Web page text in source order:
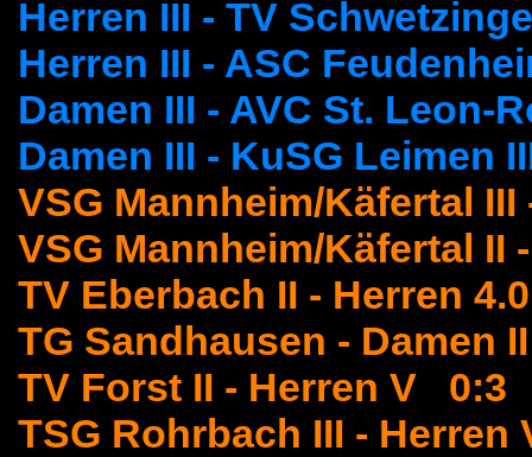
Herren III - TV
Herren III - ASC
Damen III - AVC St. Leon-
Damen III - KuSG Leimen
VSG Mannheim/Käfertal
VSG Mannheim/Käfertal II
TV Eberbach II - Herren
TG Sandhausen - Damen
TV Forst II - Herren V 0:3
TSG Rohrbach III -